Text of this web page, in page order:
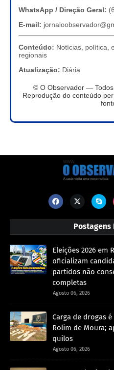
WhatsApp / Direção Geral:
E-mail:
Conteúdo: Notícias, política,
regionais
Atualização: Diária
© O Observador — Todos
Reprodução do conteúdo
Postagens
Eleições 2026 em
oficializam
partidos não
completas
Agosto 06, 2026
Carga de drogas
Rolim de Moura;
quilos
Agosto 06, 2026